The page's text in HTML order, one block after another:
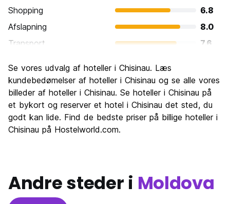
Shopping
6.8
Afslapning
8.0
Transport
7.6
Kultur
7.5
Fester
7.6
Værdi for pengene
8.8
Se vores udvalg af hoteller i Chisinau. Læs
kundebedømelser af hoteller i Chisinau og se alle vores
billeder af hoteller i Chisinau. Se hoteller i Chisinau på
et bykort og reserver et hotel i Chisinau det sted, du
godt kan lide. Find de bedste priser på billige hoteller i
Chisinau på Hostelworld.com.
Andre steder i Moldova